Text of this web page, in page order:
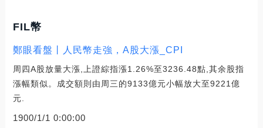
FIL幣
鄭眼看盤丨人民幣走強，A股大漲_CPI
周四A股放量大漲,上證綜指漲1.26%至3236.48點,其余股指
漲幅類似。成交額則由周三的9133億元小幅放大至9221億
元.
1900/1/1 0:00:00